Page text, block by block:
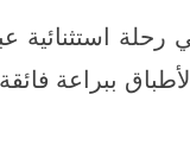
استثنائية
ببراعة